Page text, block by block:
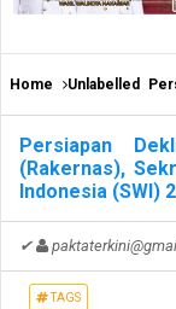
Home Unlabelled
Persiapan
(Rakernas),
Indonesia (SWI)
✔
TAGS